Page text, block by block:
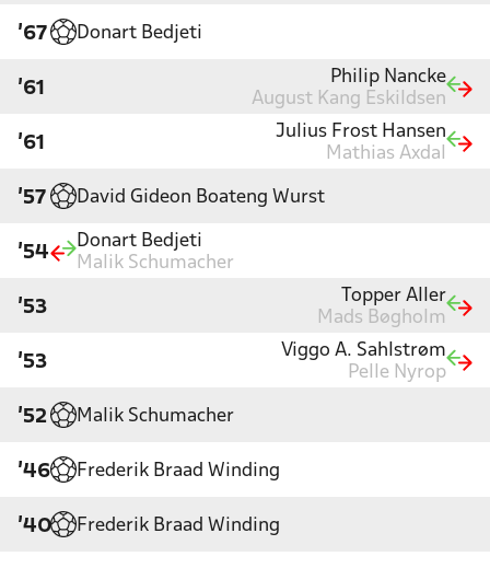
'67 Donart Bedjeti
'61
Philip Nancke
August Kang Eskildsen
'61
Julius Frost Hansen
Mathias Axdal
'57 David Gideon Boateng Wurst
'54
Donart Bedjeti
Malik Schumacher
'53
Topper Aller
Mads Bøgholm
'53
Viggo A. Sahlstrøm
Pelle Nyrop
'52 Malik Schumacher
'46 Frederik Braad Winding
'40 Frederik Braad Winding